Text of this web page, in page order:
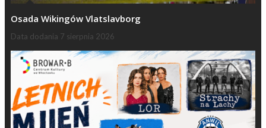
Osada Wikingów Vlatslavborg
Data dodania 7 sierpnia 2026